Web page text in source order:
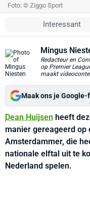
Foto: © Ziggo Sport
Interessant
Mingus
Redacteur en
op Premier
maakt
Maak ons je
Dean Huijsen heeft
manier gereageerd op
Amsterdammer, die
nationale elftal uit te
Nederland spelen.